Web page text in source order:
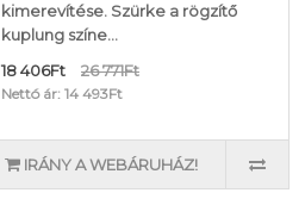
kimerevítése. Szürke a rögzítő
kuplung színe...
18 406Ft
26 771Ft
Nettó ár: 14 493Ft
IRÁNY A WEBÁRUHÁZ!